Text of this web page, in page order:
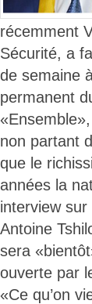
récemment
Sécurité, a
de semaine
permanent
non partant
que le
années la
interview sur
Antoine
sera
ouverte par
«Ce qu’on